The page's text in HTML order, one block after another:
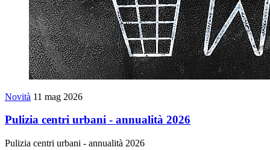
Novità 11 mag 2026
Pulizia centri urbani - annualità 2026
Pulizia centri urbani - annualità 2026